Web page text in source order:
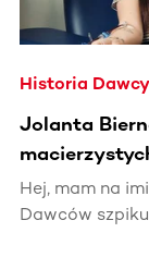
Historia Dawcy
Jolanta
Hej, mam na
Dawców